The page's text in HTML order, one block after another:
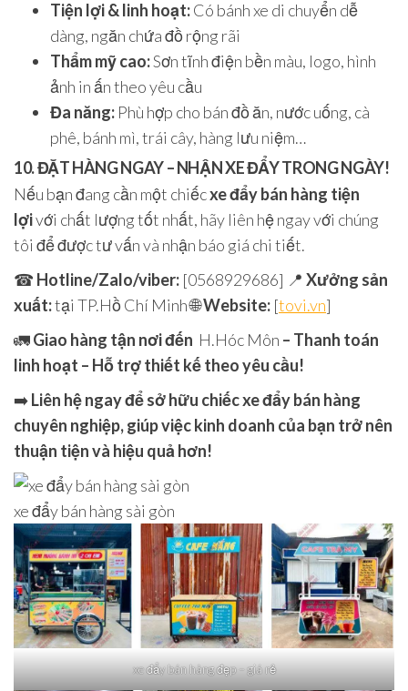
Tiện lợi & linh hoạt:Có bánh xe di chuyển dễ
dàng, ngăn chứa đồ rộng rãi
Thẩm mỹ cao:Sơn tĩnh điện bền màu, logo, hình
ảnh in ấn theo yêu cầu
Đa năng: Phù hợp cho bán đồ ăn, nước uống, cà
phê, bánh mì, trái cây, hàng lưu niệm…
10. ĐẶT HÀNG NGAY – NHẬN XE ĐẨY TRONG NGÀY!
Nếu bạn đang cần một chiếcxe đẩy bán hàng tiện
lợivới chất lượng tốt nhất, hãy liên hệ ngay với chúng
tôi để được tư vấn và nhận báo giá chi tiết.
☎ Hotline/Zalo/viber: [0568929686] 📍 Xưởng sản
xuất:tại TP.Hồ Chí Minh 🌐Website: [tovi.vn]
🚛Giao hàng tận nơi đến H.Hóc Môn – Thanh toán
linh hoạt – Hỗ trợ thiết kế theo yêu cầu!
➡️Liên hệ ngay để sở hữu chiếc xe đẩy bán hàng
chuyên nghiệp, giúp việc kinh doanh của bạn trở nên
thuận tiện và hiệu quả hơn!
xe đẩy bán hàng sài gòn
xe đẩy bán hàng đẹp – giá rẻ